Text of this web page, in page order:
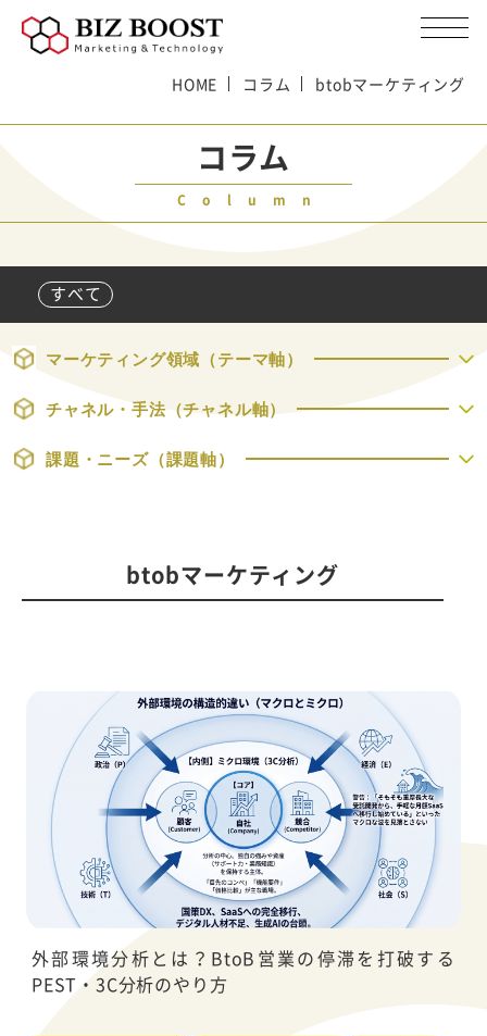
HOME コラム btobマーケティング
コラム
Column
すべて
マーケティング領域（テーマ軸）
チャネル・手法（チャネル軸）
課題・ニーズ（課題軸）
btobマーケティング
外部環境分析とは？BtoB営業の停滞を打破する
PEST・3C分析のやり方